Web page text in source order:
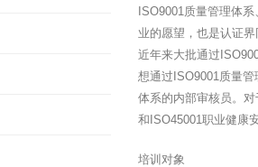
ISO9001质量管理体
业的愿望，也是认证
近年来大批通过
想通过ISO9001质量
体系的内部审核员。
和ISO45001职业健康
培训对象